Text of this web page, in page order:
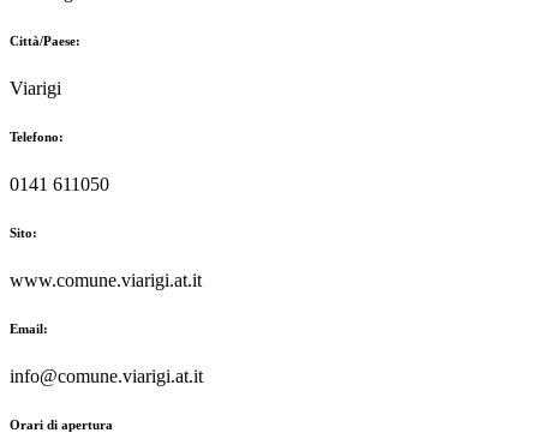
Città/Paese:
Viarigi
Telefono:
0141 611050
Sito:
www.comune.viarigi.at.it
Email:
info@comune.viarigi.at.it
Orari di apertura